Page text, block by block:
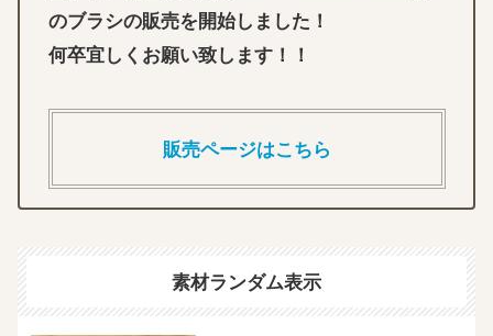
のブラシの販売を開始しました！
何卒宜しくお願い致します！！
販売ページはこちら
素材ランダム表示